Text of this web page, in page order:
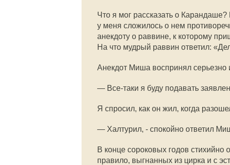
Что я мог рассказать о
у меня сложилось о нем
анекдоту о раввине, к которому
На что мудрый раввин ответил:
Анекдот Миша воспринял серьезно
— Все-таки я буду подавать
Я спросил, как он жил, когда
— Халтурил, - спокойно ответил
В конце сороковых годов стихийно
правило, выгнанных из цирка и с